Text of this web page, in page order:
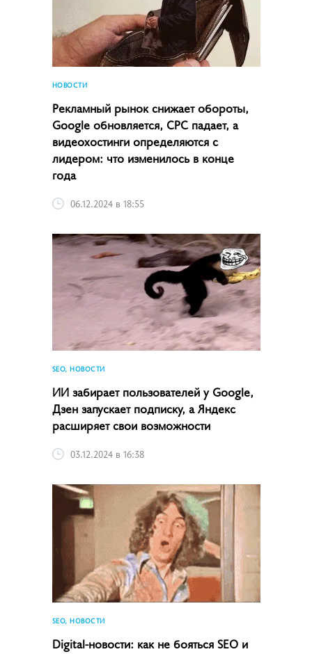
НОВОСТИ
Рекламный рынок снижает обороты,
Google обновляется, CPC падает, а
видеохостинги определяются с
лидером: что изменилось в конце
года
06.12.2024 в 18:55
SEO, НОВОСТИ
ИИ забирает пользователей у Google,
Дзен запускает подписку, а Яндекс
расширяет свои возможности
03.12.2024 в 16:38
SEO, НОВОСТИ
Digital-новости: как не бояться SEO и